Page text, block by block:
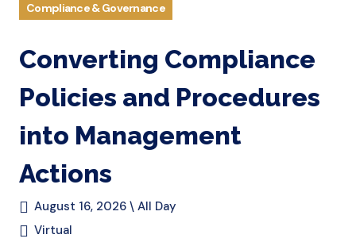
Compliance & Governance
Converting Compliance
Policies and Procedures
into Management
Actions
August 16, 2026 \ All Day
Virtual